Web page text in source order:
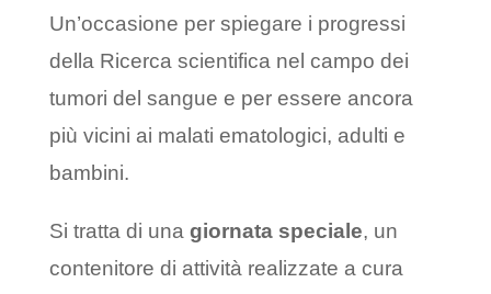
Un’occasione per spiegare i progressi
della Ricerca scientifica nel campo dei
tumori del sangue e per essere ancora
più vicini ai malati ematologici, adulti e
bambini.
Si tratta di una giornata speciale, un
contenitore di attività realizzate a cura